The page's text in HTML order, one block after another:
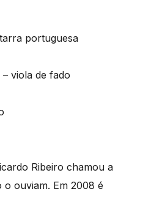
portuguesa
– viola de fado
Ribeiro chamou a
ouviam. Em 2008 é